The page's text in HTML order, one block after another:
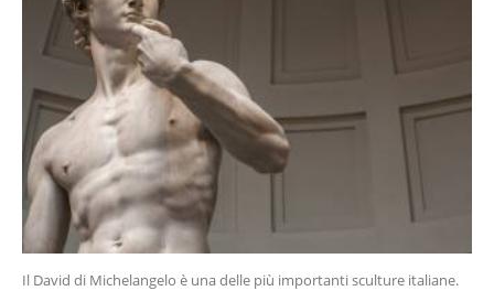
Il David di Michelangelo è una delle più importanti sculture italiane.